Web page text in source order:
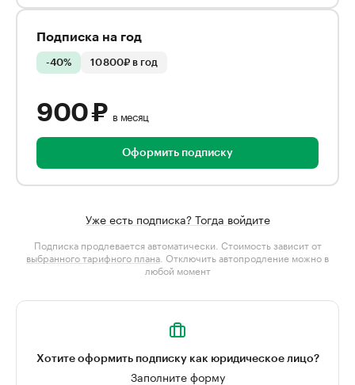
Подписка на год
-40% 10 800₽ в год
900 ₽ в месяц
Оформить подписку
Уже есть подписка? Тогда войдите
Подписка продлевается автоматически. Стоимость зависит от
выбранного тарифного плана . Отключить автопродление можно в
любой момент
Хотите оформить подписку как юридическое лицо?
Заполните форму